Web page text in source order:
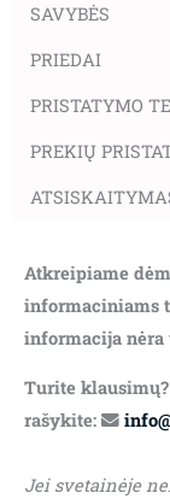
SAVYBĖS
PRIEDAI
PRISTATYMO
PREKIŲ
Atkreipiame
informaciniams
informacija nėra
Turite
rašykite:
Jei svetainėje